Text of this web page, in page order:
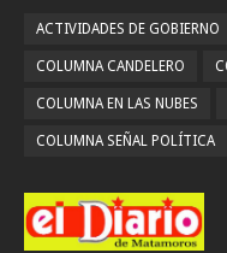
ACTIVIDADES DE GOBIERNO
COLUMNA CANDELERO
COLUMNA EN LAS NUBES
COLUMNA SEÑAL POLÍTICA